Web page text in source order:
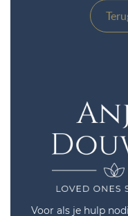
Voor als je hulp